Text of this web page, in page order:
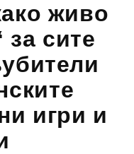
живо
за сите
игри и